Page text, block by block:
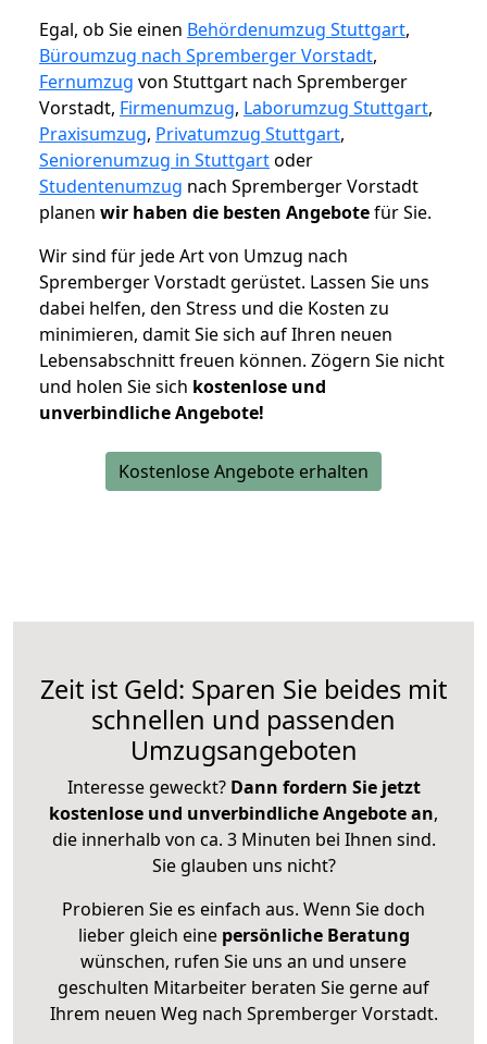
Egal, ob Sie einen Behördenumzug Stuttgart,
Büroumzug nach Spremberger Vorstadt,
Fernumzug von Stuttgart nach Spremberger
Vorstadt, Firmenumzug, Laborumzug Stuttgart,
Praxisumzug, Privatumzug Stuttgart,
Seniorenumzug in Stuttgartoder
Studentenumzug nach Spremberger Vorstadt
planen wir haben die besten Angebotefür Sie.
Wir sind für jede Art von Umzug nach
Spremberger Vorstadt gerüstet. Lassen Sie uns
dabei helfen, den Stress und die Kosten zu
minimieren, damit Sie sich auf Ihren neuen
Lebensabschnitt freuen können. Zögern Sie nicht
und holen Sie sich kostenlose und
unverbindliche Angebote!
Kostenlose Angebote erhalten
Zeit ist Geld: Sparen Sie beides mit
schnellen und passenden
Umzugsangeboten
Interesse geweckt? Dann fordern Sie jetzt
kostenlose und unverbindliche Angebote an,
die innerhalb von ca. 3 Minuten bei Ihnen sind.
Sie glauben uns nicht?
Probieren Sie es einfach aus. Wenn Sie doch
lieber gleich eine persönliche Beratung
wünschen, rufen Sie uns an und unsere
geschulten Mitarbeiter beraten Sie gerne auf
Ihrem neuen Weg nach Spremberger Vorstadt.